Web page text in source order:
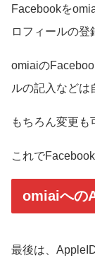
Facebookを
ロフィールの登
omiaiの
ルの記入などは
もちろん変更も
これで
omiaiへの
最後は、